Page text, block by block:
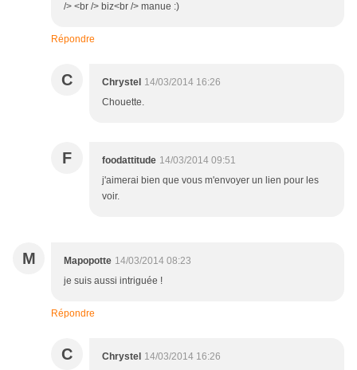
/> <br /> biz<br /> manue :)
Répondre
C Chrystel 14/03/2014 16:26
Chouette.
F foodattitude 14/03/2014 09:51
j'aimerai bien que vous m'envoyer un lien pour les
voir.
M Mapopotte 14/03/2014 08:23
je suis aussi intriguée !
Répondre
C Chrystel 14/03/2014 16:26